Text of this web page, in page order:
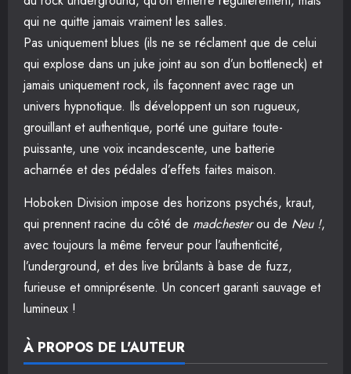
qui ne quitte jamais vraiment les salles.
Pas uniquement blues (ils ne se réclament que de celui
qui explose dans un juke joint au son d’un bottleneck) et
jamais uniquement rock, ils façonnent avec rage un
univers hypnotique. Ils développent un son rugueux,
grouillant et authentique, porté une guitare toute-
puissante, une voix incandescente, une batterie
acharnée et des pédales d’effets faites maison.
Hoboken Division impose des horizons psychés, kraut,
qui prennent racine du côté de madchesterou de Neu !,
avec toujours la même ferveur pour l’authenticité,
l’underground, et des live brûlants à base de fuzz,
furieuse et omniprésente. Un concert garanti sauvage et
lumineux !
À PROPOS DE L'AUTEUR